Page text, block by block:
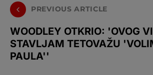
PREVIOUS ARTICLE
WOODLEY OTKRIO: 'OVOG
STAVLJAM TETOVAŽU
PAULA''